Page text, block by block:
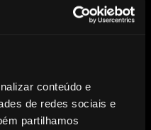
conteúdo e
de redes sociais e
partilhamos